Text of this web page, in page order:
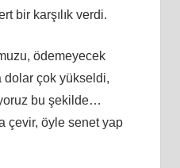
bir karşılık verdi.
ödemeyecek
dolar çok yükseldi,
bu şekilde…
çevir, öyle senet yap